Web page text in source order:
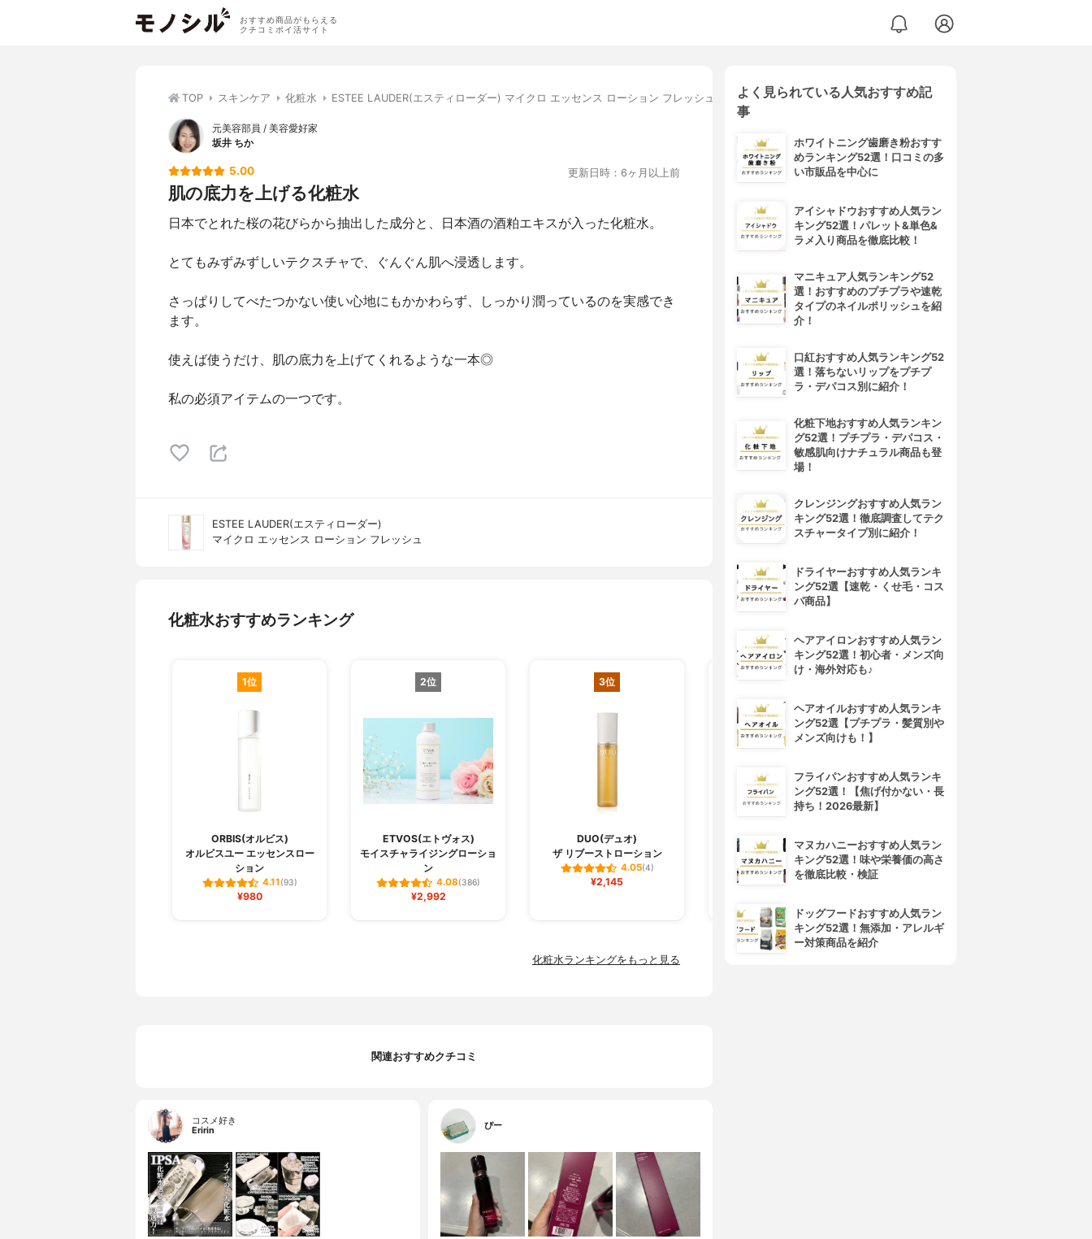
おすすめ商品がもらえる
クチコミポイ活サイト
TOP スキンケア 化粧水 ESTEE LAUDER(エスティローダー) マイクロ エッセンス ローション フレッシュ
元美容部員 / 美容愛好家
坂井 ちか
5.00 更新日時：6ヶ月以上前
肌の底力を上げる化粧水
日本でとれた桜の花びらから抽出した成分と、日本酒の酒粕エキスが入った化粧水。
とてもみずみずしいテクスチャで、ぐんぐん肌へ浸透します。
さっぱりしてべたつかない使い心地にもかかわらず、しっかり潤っているのを実感でき
ます。
使えば使うだけ、肌の底力を上げてくれるような一本◎
私の必須アイテムの一つです。
ESTEE LAUDER(エスティローダー)
マイクロ エッセンス ローション フレッシュ
化粧水おすすめランキング
1位
ORBIS(オルビス)
オルビスユー エッセンスロー
ション
4.11(93)
¥980
2位
ETVOS(エトヴォス)
モイスチャライジングローショ
ン
4.08(386)
¥2,992
3位
DUO(デュオ)
ザ リブーストローション
4.05(4)
¥2,145
d program(d プログラム)
バイタライジング＆クリア ロ
ーション EX
4.01(1)
ALBION(アルビオン)
フローラドリップ
化粧水ランキングをもっと見る
関連おすすめクチコミ
コスメ好き
Eririn
ぴー
よく見られている人気おすすめ記
事
ホワイトニング歯磨き粉おすす
めランキング52選！口コミの多
い市販品を中心に
アイシャドウおすすめ人気ラン
キング52選！パレット&単色&
ラメ入り商品を徹底比較！
マニキュア人気ランキング52
選！おすすめのプチプラや速乾
タイプのネイルポリッシュを紹
介！
口紅おすすめ人気ランキング52
選！落ちないリップをプチプ
ラ・デパコス別に紹介！
化粧下地おすすめ人気ランキン
グ52選！プチプラ・デパコス・
敏感肌向けナチュラル商品も登
場！
クレンジングおすすめ人気ラン
キング52選！徹底調査してテク
スチャータイプ別に紹介！
ドライヤーおすすめ人気ランキ
ング52選【速乾・くせ毛・コス
パ商品】
ヘアアイロンおすすめ人気ラン
キング52選！初心者・メンズ向
け・海外対応も♪
ヘアオイルおすすめ人気ランキ
ング52選【プチプラ・髪質別や
メンズ向けも！】
フライパンおすすめ人気ランキ
ング52選！【焦げ付かない・長
持ち！2026最新】
マヌカハニーおすすめ人気ラン
キング52選！味や栄養価の高さ
を徹底比較・検証
ドッグフードおすすめ人気ラン
キング52選！無添加・アレルギ
ー対策商品を紹介